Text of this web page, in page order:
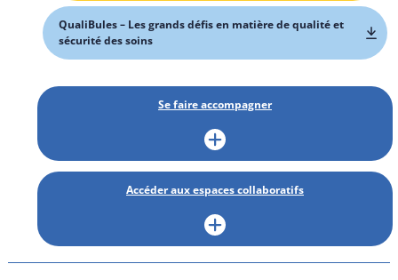
QualiBules – Les grands défis en matière de qualité et
sécurité des soins
Se faire accompagner
Accéder aux espaces collaboratifs